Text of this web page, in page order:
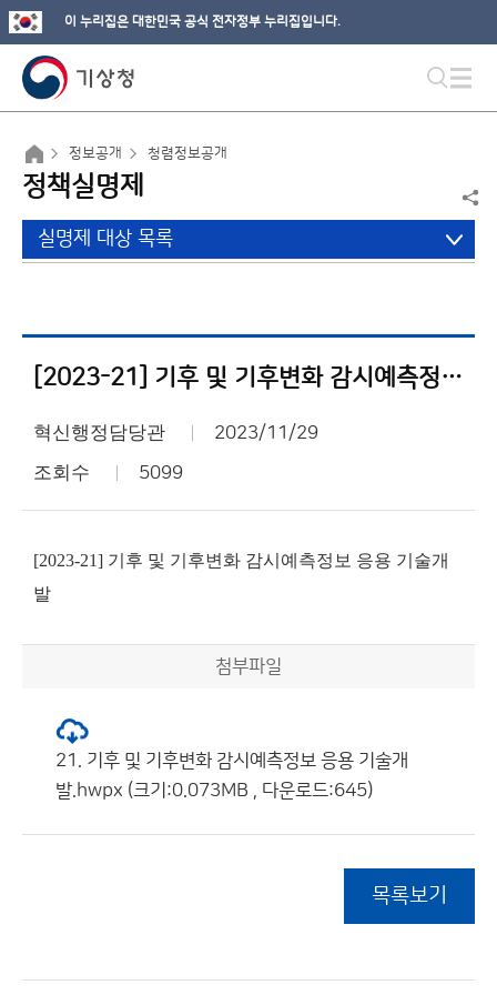
이 누리집은 대한민국 공식 전자정부 누리집입니다.
정보공개 청렴정보공개
정책실명제
실명제 대상 목록
[2023-21] 기후 및 기후변화 감시예측정보 응용 기술개발
혁신행정담당관 2023/11/29
조회수 5099
[2023-21] 기후 및 기후변화 감시예측정보 응용 기술개
발
첨부파일
21. 기후 및 기후변화 감시예측정보 응용 기술개
발.hwpx (크기:0.073MB , 다운로드:645)
목록보기